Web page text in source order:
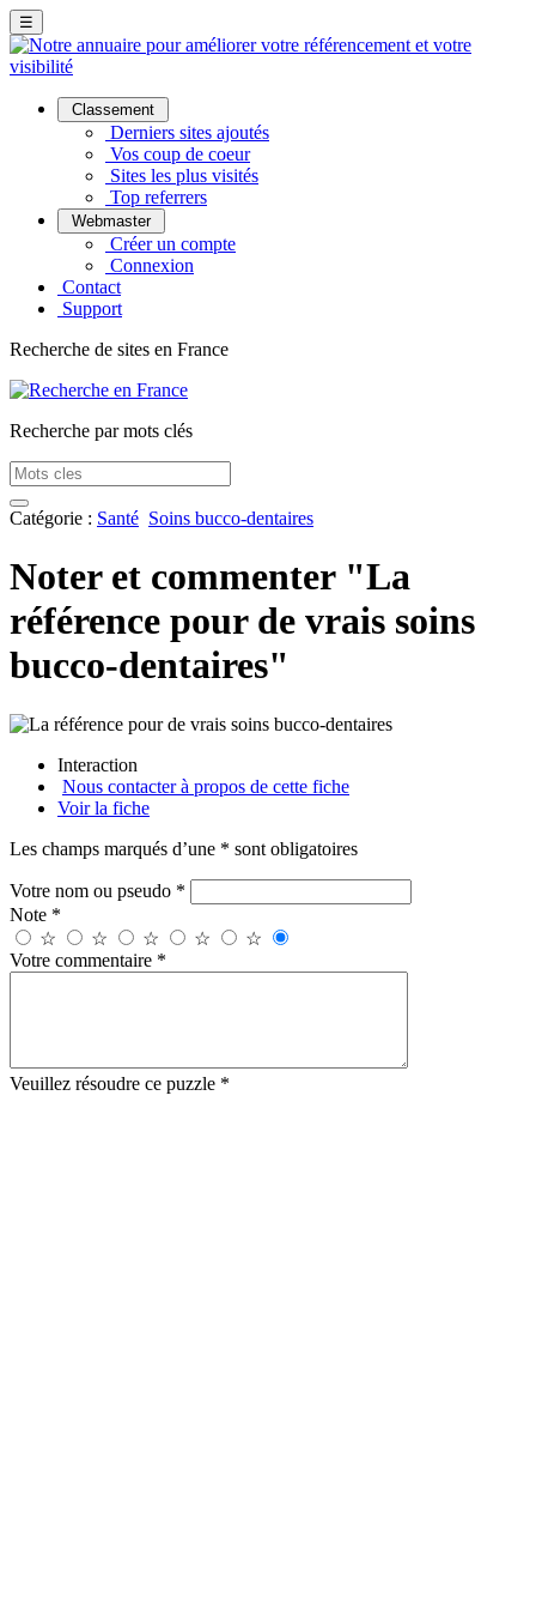
☰
Classement
Derniers sites ajoutés
Vos coup de coeur
Sites les plus visités
Top referrers
Webmaster
Créer un compte
Connexion
Contact
Support
Recherche de sites en France
Recherche par mots clés
Catégorie : Santé Soins bucco-dentaires
Noter et commenter "La
référence pour de vrais soins
bucco-dentaires"
Interaction
Nous contacter à propos de cette fiche
Voir la fiche
Les champs marqués d’une * sont obligatoires
Votre nom ou pseudo *
Note *
☆
☆ ☆ ☆
☆
Votre commentaire *
Veuillez résoudre ce puzzle *